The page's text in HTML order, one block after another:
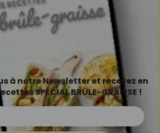
à notre Newsletter et recevez en
SPÉCIAL BRÛLE-GRAISSE !